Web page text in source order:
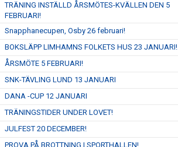
TRÄNING INSTÄLLD ÅRSMÖTES-KVÄLLEN DEN 5
FEBRUARI!
Snapphanecupen, Osby 26 februari!
BOKSLÄPP LIMHAMNS FOLKETS HUS 23 JANUARI!
ÅRSMÖTE 5 FEBRUARI!
SNK-TÄVLING LUND 13 JANUARI
DANA -CUP 12 JANUARI
TRÄNINGSTIDER UNDER LOVET!
JULFEST 20 DECEMBER!
PROVA PÅ BROTTNING I SPORTHALLEN!